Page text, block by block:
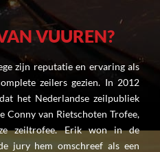
VUUREN?
zijn reputatie en ervaring als
zeilers gezien. In 2012
het Nederlandse zeilpubliek
Conny van Rietschoten Trofee,
zeiltrofee. Erik won in de
jury hem omschreef als een